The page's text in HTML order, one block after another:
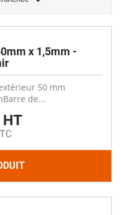
x 1,5mm -
50 mm
de...